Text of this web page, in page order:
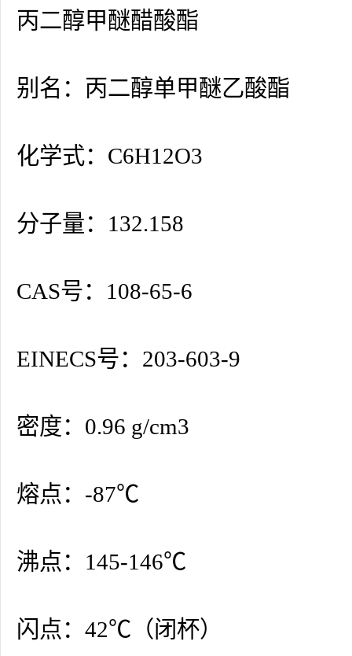
丙二醇甲醚醋酸酯
别名：丙二醇单甲醚乙酸酯
化学式：C6H12O3
分子量：132.158
CAS号：108-65-6
EINECS号：203-603-9
密度：0.96 g/cm3
熔点：-87℃
沸点：145-146℃
闪点：42℃（闭杯）